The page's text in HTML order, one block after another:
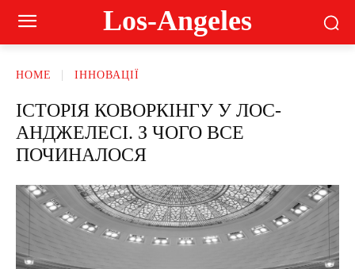
Los-Angeles
HOME ІННОВАЦІЇ
ІСТОРІЯ КОВОРКІНГУ У ЛОС-
АНДЖЕЛЕСІ. З ЧОГО ВСЕ
ПОЧИНАЛОСЯ